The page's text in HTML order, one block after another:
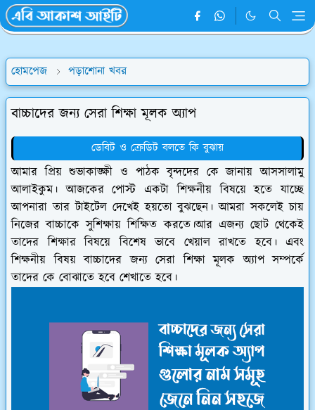
হোমপেজ পড়াশোনা খবর
বাচ্চাদের জন্য সেরা শিক্ষা মূলক অ্যাপ
ডেবিট ও ক্রেডিট বলতে কি বুঝায়
আমার প্রিয় শুভাকাঙ্ক্ষী ও পাঠক বৃন্দদের কে জানায় আসসালামু
আলাইকুম। আজকের পোস্ট একটা শিক্ষনীয় বিষয়ে হতে যাচ্ছে
আপনারা তার টাইটেল দেখেই হয়তো বুঝছেন। আমরা সকলেই চায়
নিজের বাচ্চাকে সুশিক্ষায় শিক্ষিত করতে।আর এজন্য ছোট থেকেই
তাদের শিক্ষার বিষয়ে বিশেষ ভাবে খেয়াল রাখতে হবে। এবং
শিক্ষনীয় বিষয় বাচ্চাদের জন্য সেরা শিক্ষা মূলক অ্যাপ সম্পর্কে
তাদের কে বোঝাতে হবে শেখাতে হবে।